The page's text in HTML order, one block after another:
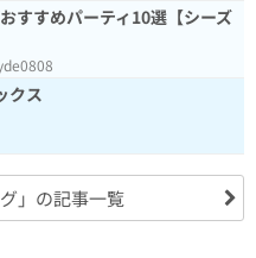
すすめパーティ10選【シーズ
クス
」の記事一覧